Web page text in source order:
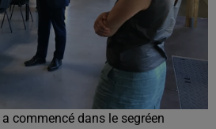
commencé dans le segréen